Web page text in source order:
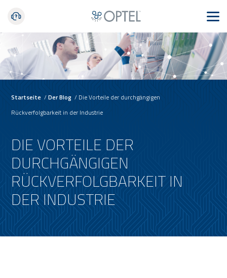
Startseite /Der Blog / Die Vorteile der durchgängigen
Rückverfolgbarkeit in der Industrie
DIE VORTEILE DER
DURCHGÄNGIGEN
RÜCKVERFOLGBARKEIT IN
DER INDUSTRIE